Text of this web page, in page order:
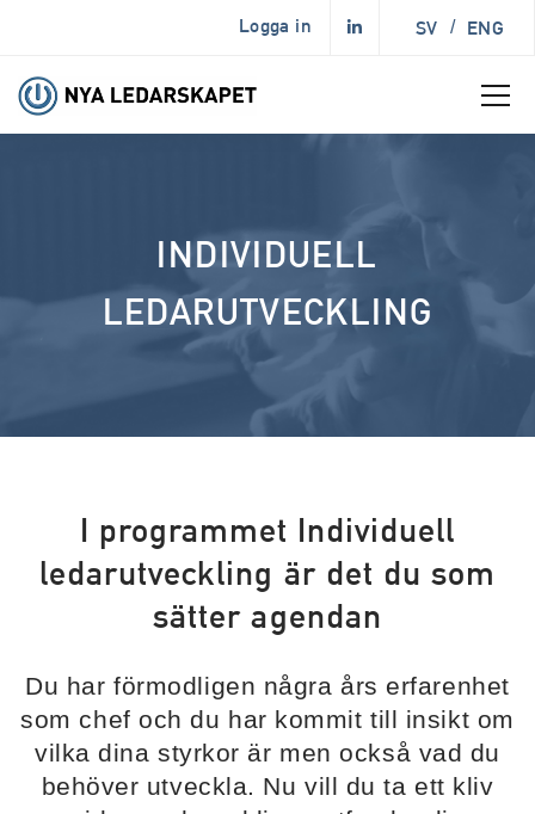
Logga in SV / ENG
INDIVIDUELL
LEDARUTVECKLING
I programmet Individuell
ledarutveckling är det du som
sätter agendan
Du har förmodligen några års erfarenhet
som chef och du har kommit till insikt om
vilka dina styrkor är men också vad du
behöver utveckla. Nu vill du ta ett kliv